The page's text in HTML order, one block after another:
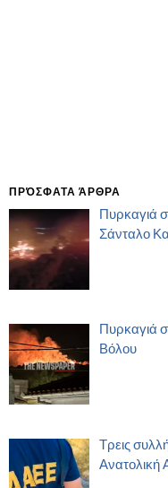
ΠΡΌΣΦΑΤΑ ΆΡΘΡΑ
Πυρκαγιά
Σάνταλο
Πυρκαγιά
Βόλου
Τρεις
Ανατολική